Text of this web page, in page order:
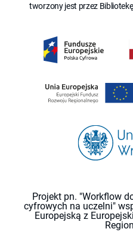
tworzony jest przez
Projekt pn. "Workflow
cyfrowych na uczelni"
Europejską z